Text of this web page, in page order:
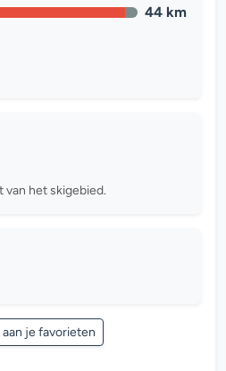
44 km
van het skigebied.
je favorieten